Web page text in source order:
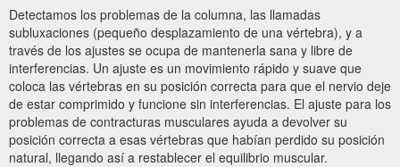
Detectamos los problemas de la columna, las llamadas
subluxaciones (pequeño desplazamiento de una vértebra), y a
través de los ajustes se ocupa de mantenerla sana y libre de
interferencias. Un ajuste es un movimiento rápido y suave que
coloca las vértebras en su posición correcta para que el nervio deje
de estar comprimido y funcione sin interferencias. El ajuste para los
problemas de contracturas musculares ayuda a devolver su
posición correcta a esas vértebras que habían perdido su posición
natural, llegando así a restablecer el equilibrio muscular.